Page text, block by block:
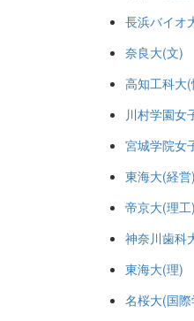
長浜バイオ
奈良大(文)
高知工科大
川村学園女
宮城学院女
東海大(経営)
帝京大(理工)
神奈川歯科
東海大(理)
名桜大(国